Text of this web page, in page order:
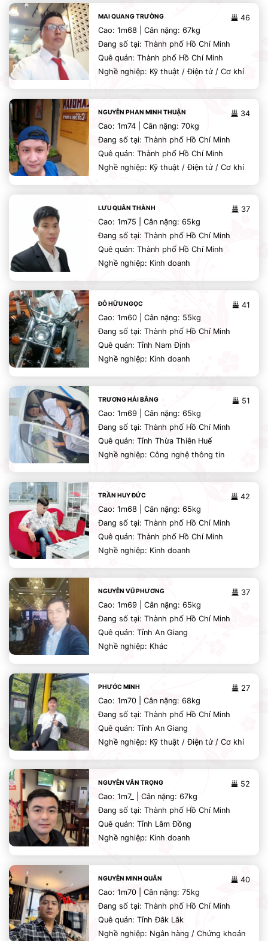
46
MAI QUANG TRƯỜNG
Cao: 1m68 | Cân nặng: 67kg
Đang số tại: Thành phố Hồ Chí Minh
Quê quán: Thành phố Hồ Chí Minh
Nghề nghiệp: Kỹ thuật / Điện tử / Cơ khí
34
NGUYỄN PHAN MINH THUẬN
Cao: 1m74 | Cân nặng: 70kg
Đang số tại: Thành phố Hồ Chí Minh
Quê quán: Thành phố Hồ Chí Minh
Nghề nghiệp: Kỹ thuật / Điện tử / Cơ khí
37
LƯU QUÂN THÀNH
Cao: 1m75 | Cân nặng: 65kg
Đang số tại: Thành phố Hồ Chí Minh
Quê quán: Thành phố Hồ Chí Minh
Nghề nghiệp: Kinh doanh
41
ĐỖ HỮU NGỌC
Cao: 1m60 | Cân nặng: 55kg
Đang số tại: Thành phố Hồ Chí Minh
Quê quán: Tỉnh Nam Định
Nghề nghiệp: Kinh doanh
51
TRƯƠNG HẢI BẰNG
Cao: 1m69 | Cân nặng: 65kg
Đang số tại: Thành phố Hồ Chí Minh
Quê quán: Tỉnh Thừa Thiên Huế
Nghề nghiệp: Công nghệ thông tin
42
TRẦN HUY ĐỨC
Cao: 1m68 | Cân nặng: 65kg
Đang số tại: Thành phố Hồ Chí Minh
Quê quán: Thành phố Hồ Chí Minh
Nghề nghiệp: Kinh doanh
37
NGUYỄN VŨ PHƯƠNG
Cao: 1m69 | Cân nặng: 65kg
Đang số tại: Thành phố Hồ Chí Minh
Quê quán: Tỉnh An Giang
Nghề nghiệp: Khác
27
PHƯỚC MINH
Cao: 1m70 | Cân nặng: 68kg
Đang số tại: Thành phố Hồ Chí Minh
Quê quán: Tỉnh An Giang
Nghề nghiệp: Kỹ thuật / Điện tử / Cơ khí
52
NGUYỄN VĂN TRỌNG
Cao: 1m7_ | Cân nặng: 67kg
Đang số tại: Thành phố Hồ Chí Minh
Quê quán: Tỉnh Lâm Đồng
Nghề nghiệp: Kinh doanh
40
NGUYỄN MINH QUÂN
Cao: 1m70 | Cân nặng: 75kg
Đang số tại: Thành phố Hồ Chí Minh
Quê quán: Tỉnh Đắk Lắk
Nghề nghiệp: Ngân hàng / Chứng khoán